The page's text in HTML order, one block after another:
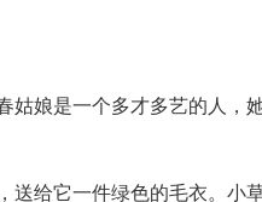
姑娘是一个多才多艺的人，
送给它一件绿色的毛衣。小